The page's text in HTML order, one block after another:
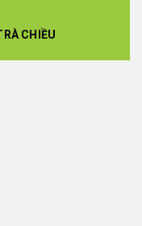
CHIỀU